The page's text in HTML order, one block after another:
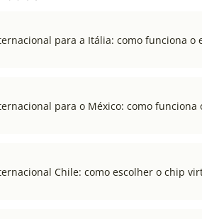
para a Itália: como funciona o
para o México: como funciona
Chile: como escolher o chip